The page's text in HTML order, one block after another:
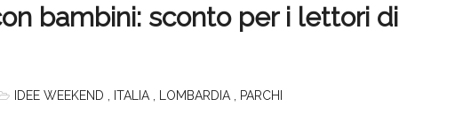
bambini: sconto per i lettori di
IDEE WEEKEND ITALIA LOMBARDIA PARCHI